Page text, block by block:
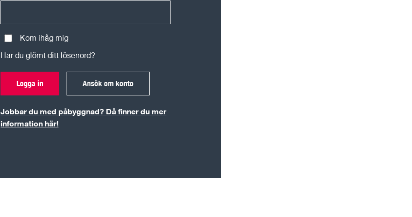
Kom ihåg mig
Har du glömt ditt lösenord?
Logga in Ansök om konto
Jobbar du med påbyggnad? Då finner du mer
information här!